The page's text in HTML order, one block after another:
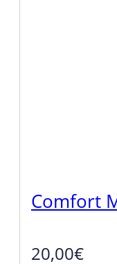
Comfort
20,00€